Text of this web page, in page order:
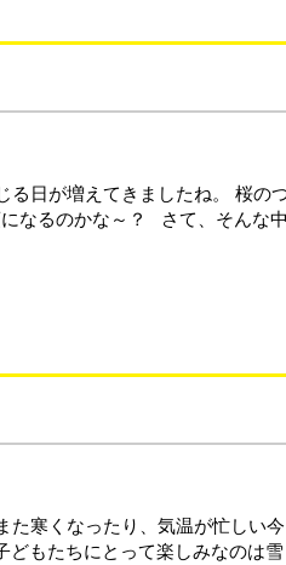
日が増えてきましたね。 桜の
なるのかな～？ さて、そんな
寒くなったり、気温が忙しい
もたちにとって楽しみなのは